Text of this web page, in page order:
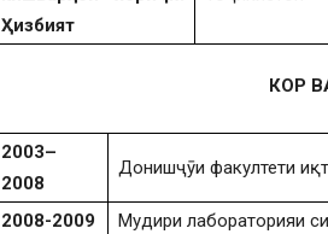
Ҳизбият
КОР
2003–
2008
Донишҷӯи факултети
2008-2009 Мудири лабораторияи